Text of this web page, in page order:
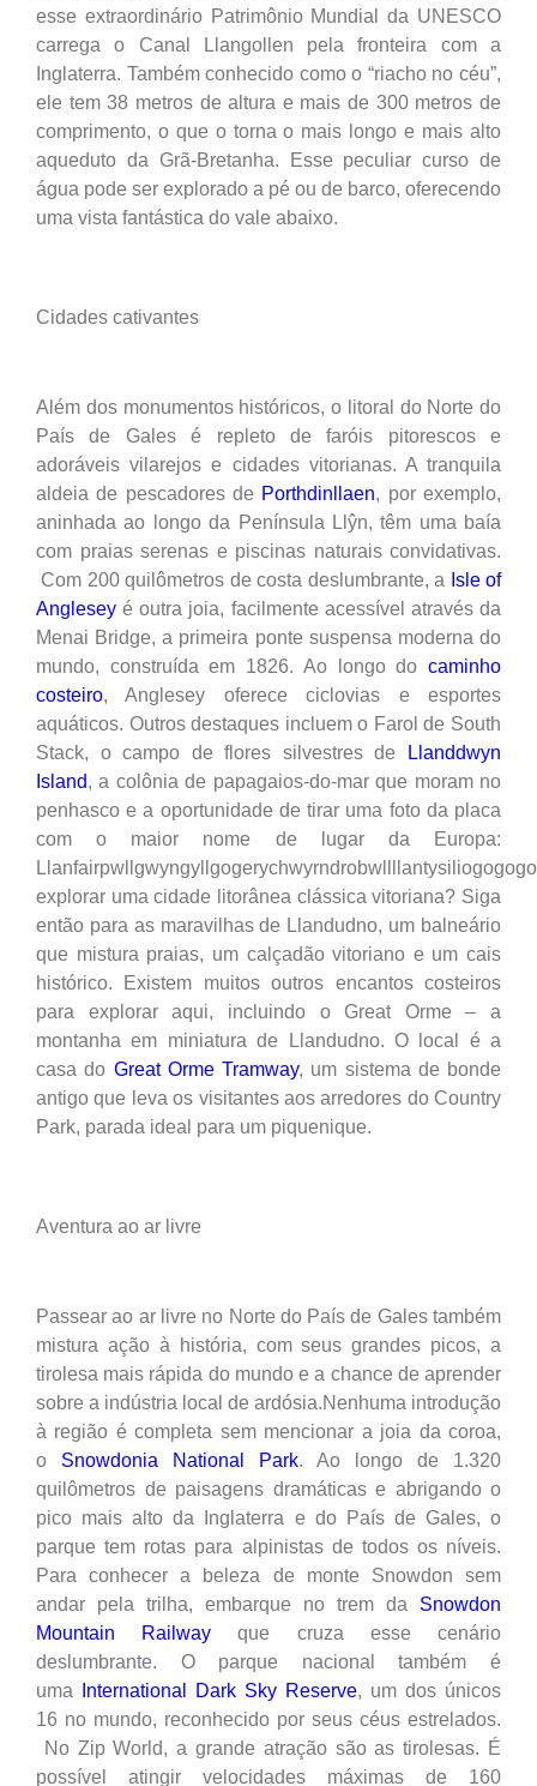
esse extraordinário Patrimônio Mundial da UNESCO
carrega o Canal Llangollen pela fronteira com a
Inglaterra. Também conhecido como o “riacho no céu”,
ele tem 38 metros de altura e mais de 300 metros de
comprimento, o que o torna o mais longo e mais alto
aqueduto da Grã-Bretanha. Esse peculiar curso de
água pode ser explorado a pé ou de barco, oferecendo
uma vista fantástica do vale abaixo.
Cidades cativantes
Além dos monumentos históricos, o litoral do Norte do
País de Gales é repleto de faróis pitorescos e
adoráveis vilarejos e cidades vitorianas. A tranquila
aldeia de pescadores de Porthdinllaen, por exemplo,
aninhada ao longo da Península Llŷn, têm uma baía
com praias serenas e piscinas naturais convidativas.
Com 200 quilômetros de costa deslumbrante, a Isle of
Anglesey é outra joia, facilmente acessível através da
Menai Bridge, a primeira ponte suspensa moderna do
mundo, construída em 1826. Ao longo do caminho
costeiro, Anglesey oferece ciclovias e esportes
aquáticos. Outros destaques incluem o Farol de South
Stack, o campo de flores silvestres de
Llanddwyn
Island, a colônia de papagaios-do-mar que moram no
penhasco e a oportunidade de tirar uma foto da placa
com o maior nome de lugar da Europa:
explorar uma cidade litorânea clássica vitoriana? Siga
então para as maravilhas de Llandudno, um balneário
que mistura praias, um calçadão vitoriano e um cais
histórico. Existem muitos outros encantos costeiros
para explorar aqui, incluindo o Great Orme – a
montanha em miniatura de Llandudno. O local é a
casa do Great Orme Tramway, um sistema de bonde
antigo que leva os visitantes aos arredores do Country
Park, parada ideal para um piquenique.
Aventura ao ar livre
Passear ao ar livre no Norte do País de Gales também
mistura ação à história, com seus grandes picos, a
tirolesa mais rápida do mundo e a chance de aprender
sobre a indústria local de ardósia.Nenhuma introdução
à região é completa sem mencionar a joia da coroa,
o Snowdonia National Park. Ao longo de 1.320
quilômetros de paisagens dramáticas e abrigando o
pico mais alto da Inglaterra e do País de Gales, o
parque tem rotas para alpinistas de todos os níveis.
Para conhecer a beleza de monte Snowdon sem
andar pela trilha, embarque no trem da Snowdon
Mountain Railway que cruza esse cenário
deslumbrante. O parque nacional também é
uma
International Dark Sky Reserve, um dos únicos
16 no mundo, reconhecido por seus céus estrelados.
No Zip World, a grande atração são as tirolesas. É
possível atingir velocidades máximas de 160